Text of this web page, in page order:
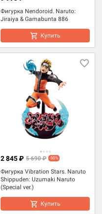
Фигурка Nendoroid. Naruto:
Jiraiya & Gamabunta 886
Купить
Фигурка Vibration Stars. Naruto
Shippuden: Uzumaki Naruto
(Special ver.)
2 845 ₽ 5 690 ₽ -50%
Купить